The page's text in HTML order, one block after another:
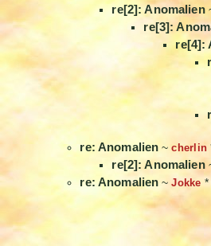
re[2]: Anomalien
re[3]:
re[4]:
re: Anomalien ~cherlin
re[2]: Anomalien
re: Anomalien ~Jokke *